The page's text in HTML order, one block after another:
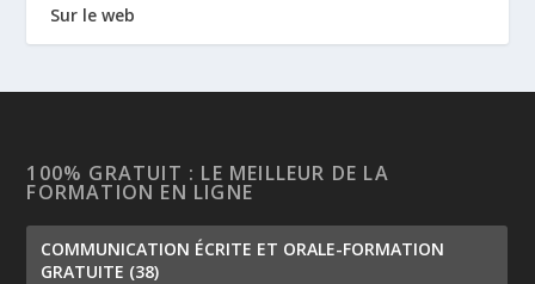
Sur le web
100% GRATUIT : LE MEILLEUR DE LA
FORMATION EN LIGNE
COMMUNICATION ÉCRITE ET ORALE-FORMATION
GRATUITE (38)